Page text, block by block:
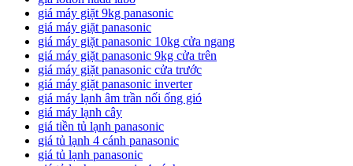
giá máy giặt 9kg panasonic
giá máy giặt panasonic
giá máy giặt panasonic 10kg cửa ngang
giá máy giặt panasonic 9kg cửa trên
giá máy giặt panasonic cửa trước
giá máy giặt panasonic inverter
giá máy lạnh âm trần nối ống gió
giá máy lạnh cây
giá tiền tủ lạnh panasonic
giá tủ lạnh 4 cánh panasonic
giá tủ lạnh panasonic